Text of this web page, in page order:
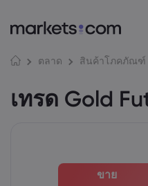
ตลาด สินค้าโภคภัณฑ์
เทรด Gold
ขาย